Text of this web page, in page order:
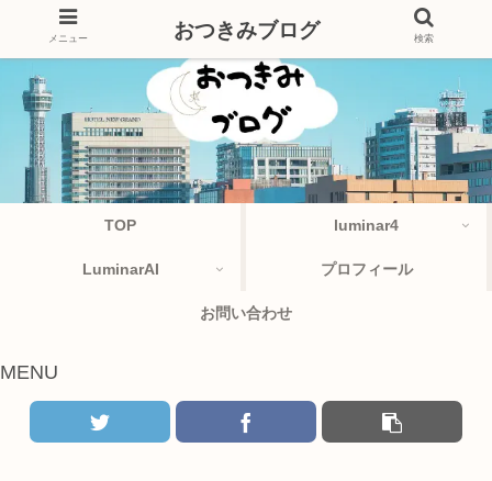
TOP luminar4
LuminarAI プロフィール
お問い合わせ
MENU
メニュー おつきみブログ 検索